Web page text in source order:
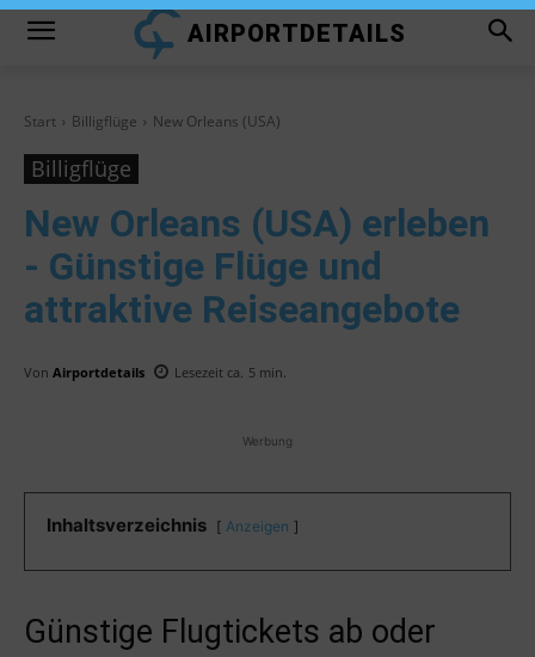
AIRPORTDETAILS
Start Billigflüge New Orleans (USA)
Billigflüge
New Orleans (USA) erleben
- Günstige Flüge und
attraktive Reiseangebote
Von Airportdetails Lesezeit ca. 5 min.
Werbung
Inhaltsverzeichnis Anzeigen
Günstige Flugtickets ab oder